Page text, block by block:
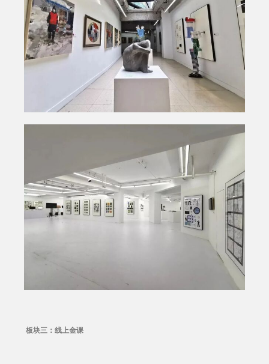
板块三：线上金课